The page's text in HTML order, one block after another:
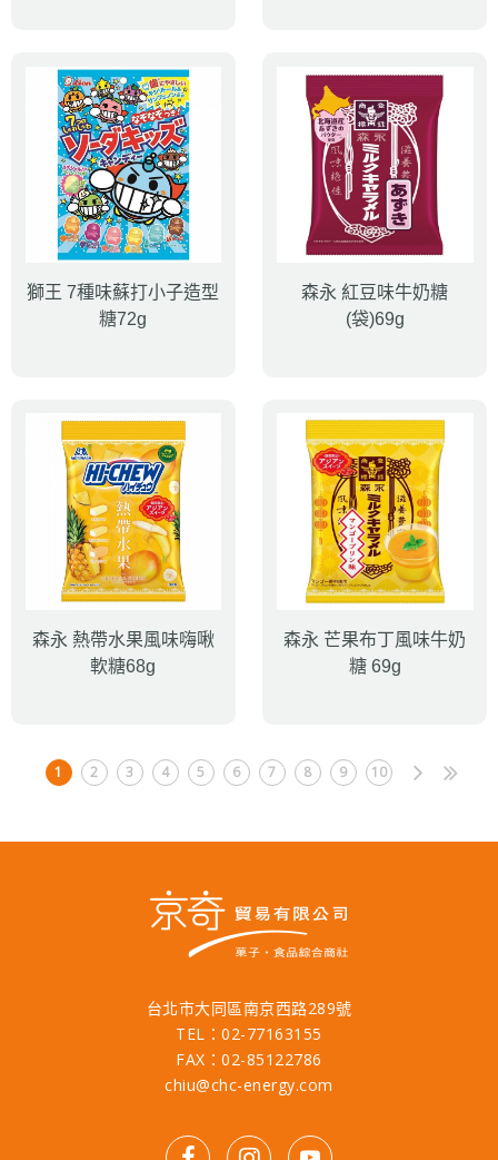
獅王 7種味蘇打小子造型
糖72g
森永 紅豆味牛奶糖
(袋)69g
森永 熱帶水果風味嗨啾
軟糖68g
森永 芒果布丁風味牛奶
糖 69g
1 2 3 4 5 6 7 8 9 10
台北市大同區南京西路289號
TEL：02-77163155
FAX：02-85122786
chiu@chc-energy.com